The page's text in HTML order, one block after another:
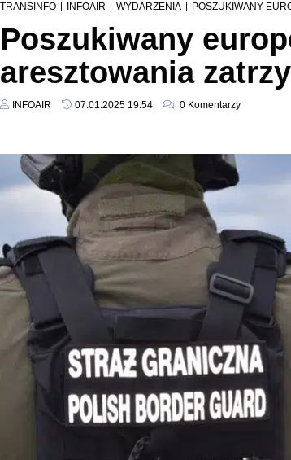
TRANSINFO INFOAIR WYDARZENIA POSZUKIWANY
Poszukiwany
aresztowania
INFOAIR 07.01.2025 19:54 0 Komentarzy